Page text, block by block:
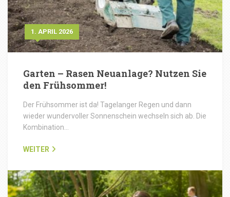
1. APRIL 2026
Garten – Rasen Neuanlage? Nutzen Sie
den Frühsommer!
Der Frühsommer ist da! Tagelanger Regen und dann
wieder wundervoller Sonnenschein wechseln sich ab. Die
Kombination…
WEITER